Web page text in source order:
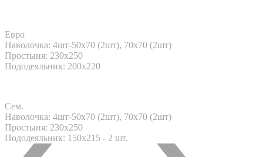
Евро
Наволочка: 4шт-50х70 (2шт), 70х70 (2шт)
Простыня: 230x250
Пододеяльник: 200x220
Сем.
Наволочка: 4шт-50х70 (2шт), 70х70 (2шт)
Простыня: 230x250
Пододеяльник: 150x215 - 2 шт.